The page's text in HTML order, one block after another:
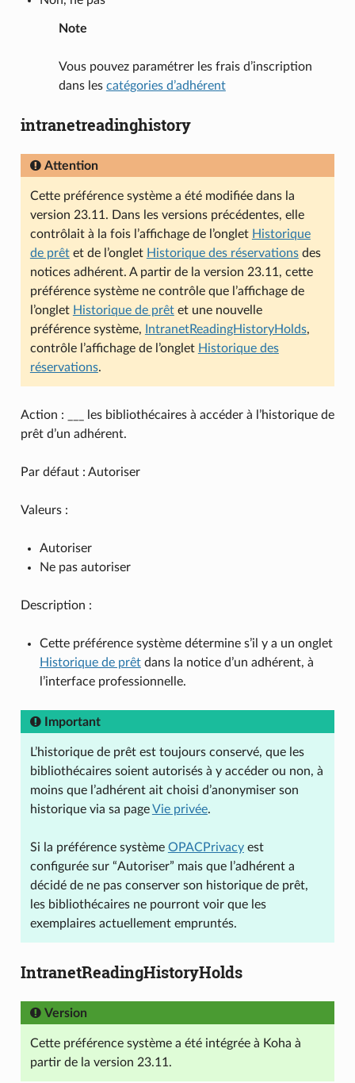
Note
Vous pouvez paramétrer les frais d’inscription
dans les catégories d’adhérent
intranetreadinghistory
Attention
Cette préférence système a été modifiée dans la
version 23.11. Dans les versions précédentes, elle
contrôlait à la fois l’affichage de l’onglet Historique
de prêtet de l’onglet Historique des réservationsdes
notices adhérent. A partir de la version 23.11, cette
préférence système ne contrôle que l’affichage de
l’onglet Historique de prêtet une nouvelle
préférence système,
IntranetReadingHistoryHolds,
contrôle l’affichage de l’onglet Historique des
réservations.
Action : ___ les bibliothécaires à accéder à l’historique de
prêt d’un adhérent.
Par défaut : Autoriser
Valeurs :
Autoriser
Ne pas autoriser
Description :
Cette préférence système détermine s’il y a un onglet
Historique de prêtdans la notice d’un adhérent, à
l’interface professionnelle.
Important
L’historique de prêt est toujours conservé, que les
bibliothécaires soient autorisés à y accéder ou non, à
moins que l’adhérent ait choisi d’anonymiser son
historique via sa pageVie privée.
Si la préférence système OPACPrivacyest
configurée sur “Autoriser” mais que l’adhérent a
décidé de ne pas conserver son historique de prêt,
les bibliothécaires ne pourront voir que les
exemplaires actuellement empruntés.
IntranetReadingHistoryHolds
Version
Cette préférence système a été intégrée à Koha à
partir de la version 23.11.